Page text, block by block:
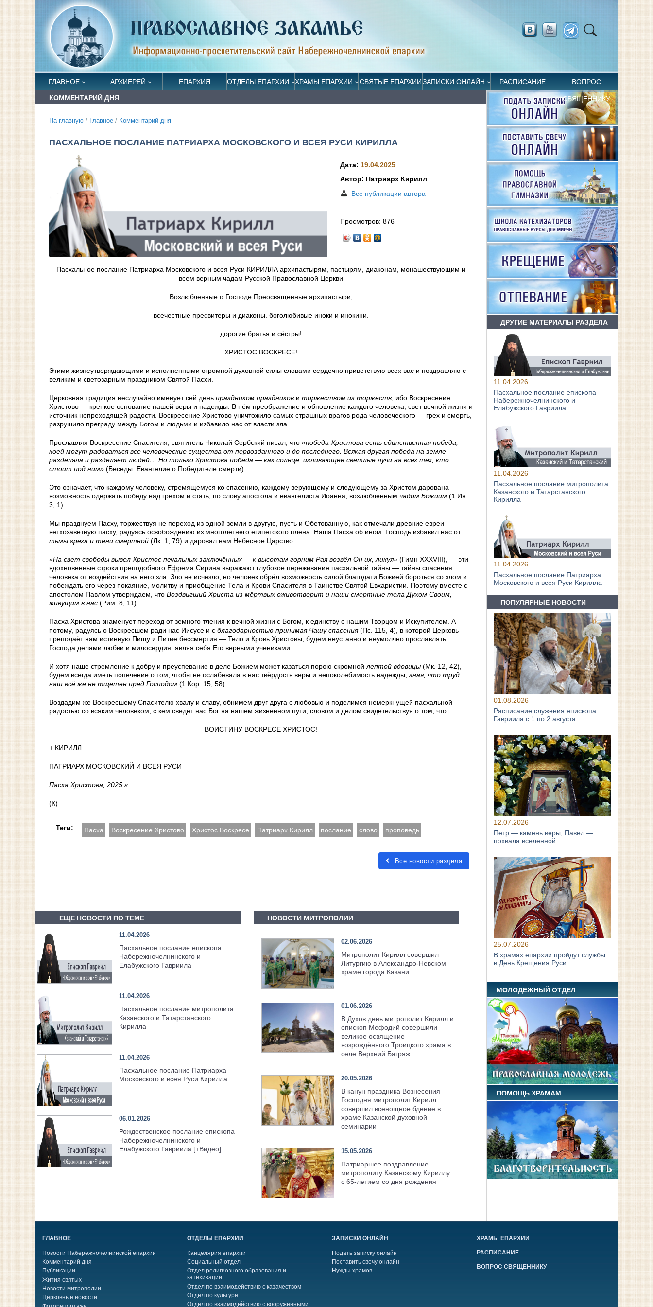
ГЛАВНОЕ АРХИЕРЕЙ ЕПАРХИЯ ОТДЕЛЫ ЕПАРХИИ ХРАМЫ ЕПАРХИИ СВЯТЫЕ ЕПАРХИИЗАПИСКИ ОНЛАЙН РАСПИСАНИЕ ВОПРОС
СВЯЩЕННИКУ
КОММЕНТАРИЙ ДНЯ
На главную / Главное / Комментарий дня
ПАСХАЛЬНОЕ ПОСЛАНИЕ ПАТРИАРХА МОСКОВСКОГО И ВСЕЯ РУСИ КИРИЛЛА
Дата: 19.04.2025
Автор: Патриарх Кирилл
Все публикации автора
Просмотров:876
Пасхальное послание Патриарха Московского и всея Руси КИРИЛЛА архипастырям, пастырям, диаконам, монашествующим и
всем верным чадам Русской Православной Церкви
Возлюбленные о Господе Преосвященные архипастыри,
всечестные пресвитеры и диаконы, боголюбивые иноки и инокини,
дорогие братья и сёстры!
ХРИСТОС ВОСКРЕСЕ!
Этими жизнеутверждающими и исполненными огромной духовной силы словами сердечно приветствую всех вас и поздравляю с
великим и светозарным праздником Святой Пасхи.
Церковная традиция неслучайно именует сей день праздником праздников и торжеством из торжеств , ибо Воскресение
Христово — крепкое основание нашей веры и надежды. В нём преображение и обновление каждого человека, свет вечной жизни и
источник непреходящей радости. Воскресение Христово уничтожило самых страшных врагов рода человеческого — грех и смерть,
разрушило преграду между Богом и людьми и избавило нас от власти зла.
Прославляя Воскресение Спасителя, святитель Николай Сербский писал, что «победа Христова есть единственная победа,
коей могут радоваться все человеческие существа от первозданного и до последнего. Всякая другая победа на земле
разделяла и разделяет людей… Но только Христова победа — как солнце, изливающее светлые лучи на всех тех, кто
стоит под ним» (Беседы. Евангелие о Победителе смерти).
Это означает, что каждому человеку, стремящемуся ко спасению, каждому верующему и следующему за Христом дарована
возможность одержать победу над грехом и стать, по слову апостола и евангелиста Иоанна, возлюбленным чадом Божиим (1 Ин.
3, 1).
Мы празднуем Пасху, торжествуя не переход из одной земли в другую, пусть и Обетованную, как отмечали древние евреи
ветхозаветную пасху, радуясь освобождению из многолетнего египетского плена. Наша Пасха об ином. Господь избавил нас от
тьмы греха и тени смертной (Лк. 1, 79) и даровал нам Небесное Царство.
«На свет свободы вывел Христос печальных заключённых — к высотам горним Рая возвёл Он их, ликуя» (Гимн XXXVIII), — эти
вдохновенные строки преподобного Ефрема Сирина выражают глубокое переживание пасхальной тайны — тайны спасения
человека от воздействия на него зла. Зло не исчезло, но человек обрёл возможность силой благодати Божией бороться со злом и
побеждать его через покаяние, молитву и приобщение Тела и Крови Спасителя в Таинстве Святой Евхаристии. Поэтому вместе с
апостолом Павлом утверждаем, что Воздвигший Христа из мёртвых оживотворит и наши смертные тела Духом Своим,
живущим в нас (Рим. 8, 11).
Пасха Христова знаменует переход от земного тления к вечной жизни с Богом, к единству с нашим Творцом и Искупителем. А
потому, радуясь о Воскресшем ради нас Иисусе и с благодарностью принимая Чашу спасения(Пс. 115, 4), в которой Церковь
преподаёт нам истинную Пищу и Питие бессмертия — Тело и Кровь Христовы, будем неустанно и неумолчно прославлять
Господа делами любви и милосердия, являя себя Его верными учениками.
И хотя наше стремление к добру и преуспевание в деле Божием может казаться порою скромной лептой вдовицы (Мк. 12, 42),
будем всегда иметь попечение о том, чтобы не ослабевала в нас твёрдость веры и непоколебимость надежды, зная, что труд
наш всё же не тщетен пред Господом (1 Кор. 15, 58).
Воздадим же Воскресшему Спасителю хвалу и славу, обнимем друг друга с любовью и поделимся немеркнущей пасхальной
радостью со всяким человеком, с кем сведёт нас Бог на нашем жизненном пути, словом и делом свидетельствуя о том, что
ВОИСТИНУ ВОСКРЕСЕ ХРИСТОС!
+ КИРИЛЛ
ПАТРИАРХ МОСКОВСКИЙ И ВСЕЯ РУСИ
Пасха Христова, 2025 г.
(К)
Теги: Пасха Воскресение Христово Христос Воскресе Патриарх Кирилл послание слово проповедь
Все новости раздела
ЕЩЕ НОВОСТИ ПО ТЕМЕ
11.04.2026
Пасхальное послание епископа
Набережночелнинского и
Елабужского Гавриила
11.04.2026
Пасхальное послание митрополита
Казанского и Татарстанского
Кирилла
11.04.2026
Пасхальное послание Патриарха
Московского и всея Руси Кирилла
06.01.2026
Рождественское послание епископа
Набережночелнинского и
Елабужского Гавриила [+Видео]
НОВОСТИ МИТРОПОЛИИ
02.06.2026
Митрополит Кирилл совершил
Литургию в Александро-Невском
храме города Казани
01.06.2026
В Духов день митрополит Кирилл и
епископ Мефодий совершили
великое освящение
возрождённого Троицкого храма в
селе Верхний Багряж
20.05.2026
В канун праздника Вознесения
Господня митрополит Кирилл
совершил всенощное бдение в
храме Казанской духовной
семинарии
15.05.2026
Патриаршее поздравление
митрополиту Казанскому Кириллу
с 65-летием со дня рождения
ДРУГИЕ МАТЕРИАЛЫ РАЗДЕЛА
11.04.2026
Пасхальное послание епископа
Набережночелнинского и
Елабужского Гавриила
11.04.2026
Пасхальное послание митрополита
Казанского и Татарстанского
Кирилла
11.04.2026
Пасхальное послание Патриарха
Московского и всея Руси Кирилла
ПОПУЛЯРНЫЕ НОВОСТИ
01.08.2026
Расписание служения епископа
Гавриила с 1 по 2 августа
12.07.2026
Петр — камень веры, Павел —
похвала вселенной
25.07.2026
В храмах епархии пройдут службы
в День Крещения Руси
МОЛОДЕЖНЫЙ ОТДЕЛ
ПОМОЩЬ ХРАМАМ
ГЛАВНОЕ
Новости Набережночелнинской епархии
Комментарий дня
Публикации
Жития святых
Новости митрополии
Церковные новости
ОТДЕЛЫ ЕПАРХИИ
Канцелярия епархии
Социальный отдел
Отдел религиозного образования и
катехизации
Отдел по взаимодействию с казачеством
Отдел по культуре
Отдел по взаимодействию с вооруженными
ЗАПИСКИ ОНЛАЙН
Подать записку онлайн
Поставить свечу онлайн
Нужды храмов
ХРАМЫ ЕПАРХИИ
РАСПИСАНИЕ
ВОПРОС СВЯЩЕННИКУ